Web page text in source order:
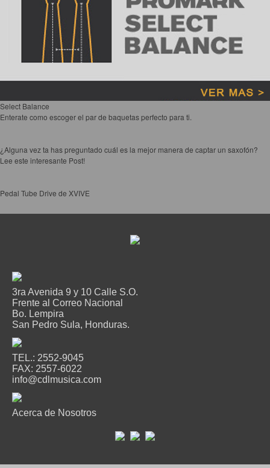
Select Balance
Enterate como escoger el par de baquetas perfecto para ti.
¿Alguna vez ta has preguntado cuál es la mejor manera de captar un saxofón?
Lee este interesante Post!
Pedal Tube Drive de XVIVE
3ra Avenida 9 y 10 Calle S.O.
Frente al Correo Nacional
Bo. Lempira
San Pedro Sula, Honduras.
TEL.: 2552-9045
FAX: 2557-6022
info@cdlmusica.com
Acerca de Nosotros